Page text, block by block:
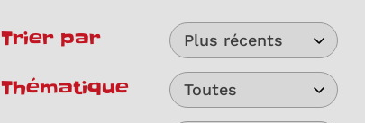
Trier par Plus récents
Thématique Toutes